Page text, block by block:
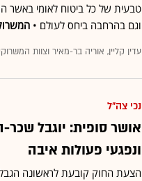
טבעית של כל ביטוח לאומי באשר
וגם בהרחבה ביחס לעולם •
עדין קליין, אוריה בר-מאיר וצוות
נכי צה"ל
אושר סופית: יוגבל
ונפגעי פעולות איבה
הצעת החוק קובעת לראשונה